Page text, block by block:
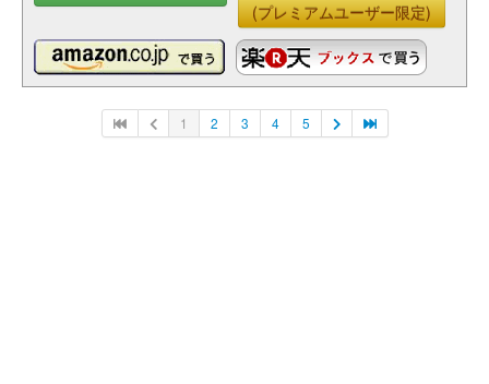
(プレミアムユーザー限定)
1 2 3 4 5